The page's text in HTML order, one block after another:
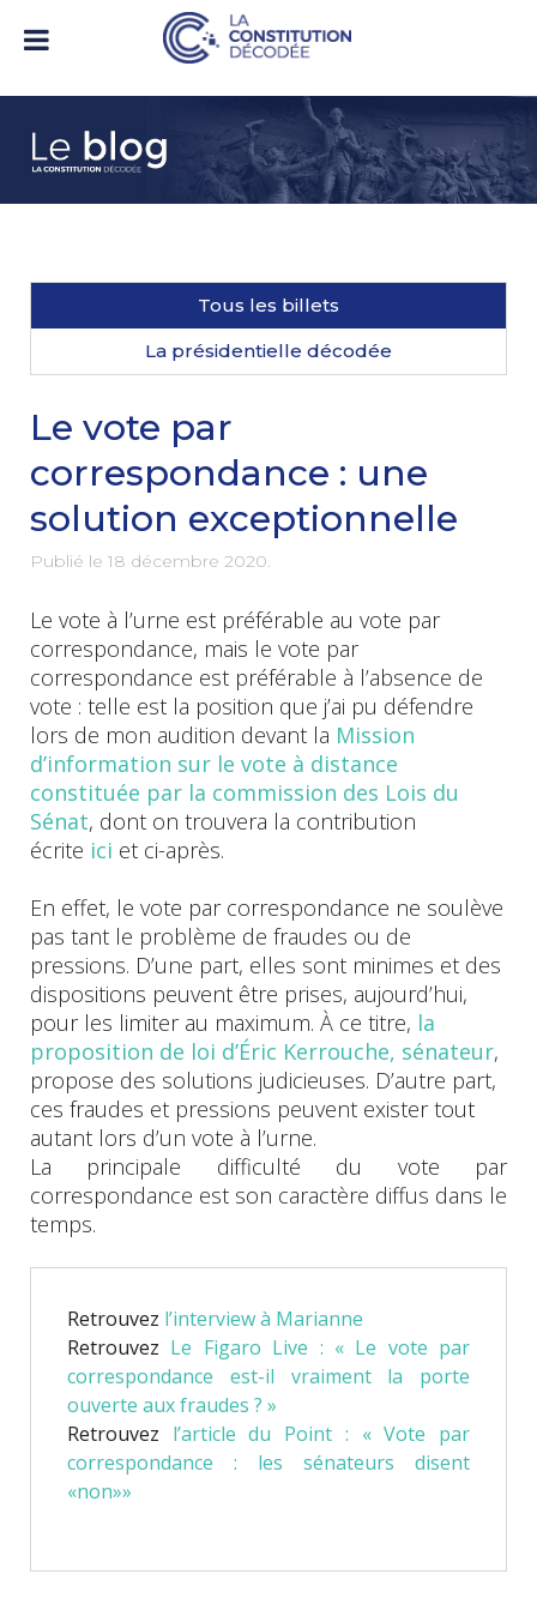
Tous les billets
La présidentielle décodée
Le vote par
correspondance : une
solution exceptionnelle
Publié le 18 décembre 2020
Le vote à l’urne est préférable au vote par
correspondance, mais le vote par
correspondance est préférable à l’absence de
vote : telle est la position que j’ai pu défendre
lors de mon audition devant la Mission
d’information sur le vote à distance
constituée par la commission des Lois du
Sénat, dont on trouvera la contribution
écrite ici et ci-après.
En effet, le vote par correspondance ne soulève
pas tant le problème de fraudes ou de
pressions. D’une part, elles sont minimes et des
dispositions peuvent être prises, aujourd’hui,
pour les limiter au maximum. À ce titre, la
proposition de loi d’Éric Kerrouche, sénateur,
propose des solutions judicieuses. D’autre part,
ces fraudes et pressions peuvent exister tout
autant lors d’un vote à l’urne.
La principale difficulté du vote par
correspondance est son caractère diffus dans le
temps.
Retrouvez l’interview à Marianne
Retrouvez Le Figaro Live : « Le vote par
correspondance est-il vraiment la porte
ouverte aux fraudes ? »
Retrouvez l’article du Point : « Vote par
correspondance : les sénateurs disent
«non»»